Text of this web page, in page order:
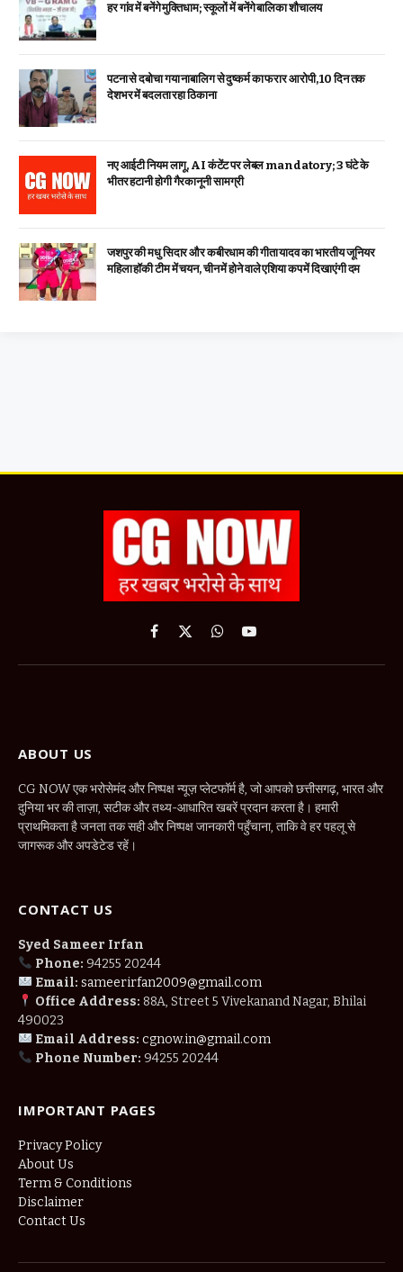
हर गांव में बनेंगे मुक्तिधाम; स्कूलों में बनेंगे बालिका शौचालय
पटना से दबोचा गया नाबालिग से दुष्कर्म का फरार आरोपी, 10 दिन तक
देशभर में बदलता रहा ठिकाना
नए आईटी नियम लागू, AI कंटेंट पर लेबल mandatory; 3 घंटे के
भीतर हटानी होगी गैरकानूनी सामग्री
जशपुर की मधु सिदार और कबीरधाम की गीता यादव का भारतीय जूनियर
महिला हॉकी टीम में चयन, चीन में होने वाले एशिया कप में दिखाएंगी दम
Facebook
X
WhatsApp
YouTube
ABOUT US
CG NOW एक भरोसेमंद और निष्पक्ष न्यूज़ प्लेटफॉर्म है, जो आपको छत्तीसगढ़, भारत और
दुनिया भर की ताज़ा, सटीक और तथ्य-आधारित खबरें प्रदान करता है। हमारी
प्राथमिकता है जनता तक सही और निष्पक्ष जानकारी पहुँचाना, ताकि वे हर पहलू से
जागरूक और अपडेटेड रहें।
CONTACT US
Syed Sameer Irfan
Phone: 94255 20244
Email: sameerirfan2009@gmail.com
Office Address: 88A, Street 5 Vivekanand Nagar, Bhilai
490023
Email Address: cgnow.in@gmail.com
Phone Number: 94255 20244
IMPORTANT PAGES
Privacy Policy
About Us
Term & Conditions
Disclaimer
Contact Us